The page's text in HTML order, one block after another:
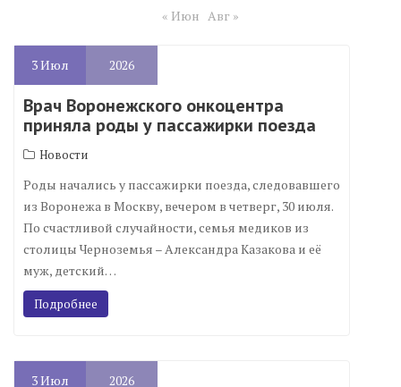
« Июн Авг »
3Июл 2026
Врач Воронежского онкоцентра
приняла роды у пассажирки поезда
Новости
Роды начались у пассажирки поезда, следовавшего
из Воронежа в Москву, вечером в четверг, 30 июля.
По счастливой случайности, семья медиков из
столицы Черноземья – Александра Казакова и её
муж, детский…
Подробнее
3Июл 2026